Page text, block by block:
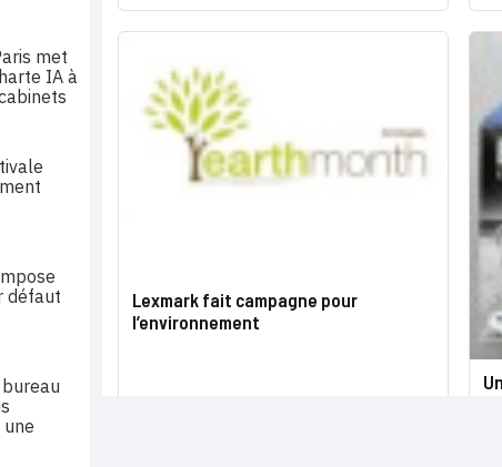
Lexmark fait campagne pour
l’environnement
met
IA à
défaut